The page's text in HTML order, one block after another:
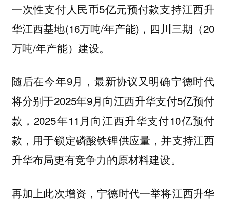
一次性支付人民币5亿元预付款支持江西升
华江西基地(16万吨/年产能)，四川三期（20
万吨/年产能）建设。
随后在今年9月，最新协议又明确宁德时代
将分别于2025年9月向江西升华支付5亿预付
款，2025年11月向江西升华支付10亿预付
款，用于锁定磷酸铁锂供应量，并支持江西
升华布局更有竞争力的原材料建设。
再加上此次增资，宁德时代一举将江西升华